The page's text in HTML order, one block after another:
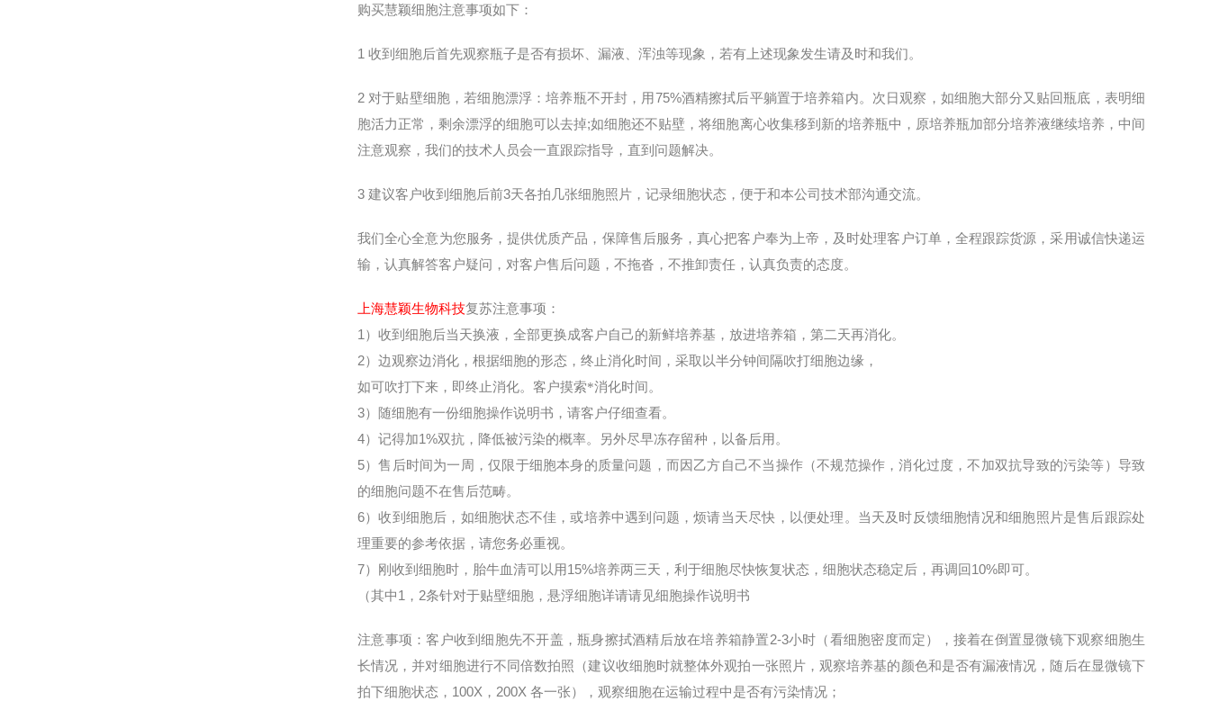
购买慧颖细胞注意事项如下：
1 收到细胞后首先观察瓶子是否有损坏、漏液、浑浊等现象，若有上述现象发生请及时和我们。
2 对于贴壁细胞，若细胞漂浮：培养瓶不开封，用75%酒精擦拭后平躺置于培养箱内。次日观察，如细胞大部分又贴回瓶底，表明细
胞活力正常，剩余漂浮的细胞可以去掉;如细胞还不贴壁，将细胞离心收集移到新的培养瓶中，原培养瓶加部分培养液继续培养，中间
注意观察，我们的技术人员会一直跟踪指导，直到问题解决。
3 建议客户收到细胞后前3天各拍几张细胞照片，记录细胞状态，便于和本公司技术部沟通交流。
我们全心全意为您服务，提供优质产品，保障售后服务，真心把客户奉为上帝，及时处理客户订单，全程跟踪货源，采用诚信快递运
输，认真解答客户疑问，对客户售后问题，不拖沓，不推卸责任，认真负责的态度。
上海慧颖生物科技复苏注意事项：
1 ）收到细胞后当天换液，全部更换成客户自己的新鲜培养基，放进培养箱，第二天再消化。
2）边观察边消化，根据细胞的形态，终止消化时间，采取以半分钟间隔吹打细胞边缘，
如可吹打下来，即终止消化。客户摸索*消化时间。
3）随细胞有一份细胞操作说明书，请客户仔细查看。
4）记得加1%双抗，降低被污染的概率。另外尽早冻存留种，以备后用。
5）售后时间为一周，仅限于细胞本身的质量问题，而因乙方自己不当操作（不规范操作，消化过度，不加双抗导致的污染等）导致
的细胞问题不在售后范畴。
6）收到细胞后，如细胞状态不佳，或培养中遇到问题，烦请当天尽快，以便处理。当天及时反馈细胞情况和细胞照片是售后跟踪处
理重要的参考依据，请您务必重视。
7）刚收到细胞时，胎牛血清可以用15%培养两三天，利于细胞尽快恢复状态，细胞状态稳定后，再调回 10%即可。
（其中1 ， 2条针对于贴壁细胞，悬浮细胞详请请见细胞操作说明书
注意事项：客户收到细胞先不开盖，瓶身擦拭酒精后放在培养箱静置2-3小时（看细胞密度而定），接着在倒置显微镜下观察细胞生
长情况，并对细胞进行不同倍数拍照（建议收细胞时就整体外观拍一张照片，观察培养基的颜色和是否有漏液情况，随后在显微镜下
拍下细胞状态， 100X ， 200X 各一张），观察细胞在运输过程中是否有污染情况；